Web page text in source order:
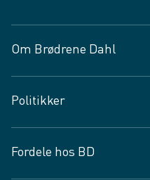
Om Brødrene Dahl
Vagttelefon 30 10 89 89
Spørgsmål og svar
Job og karriere
Politikker
Privatlivspolitik
Fordele hos BD